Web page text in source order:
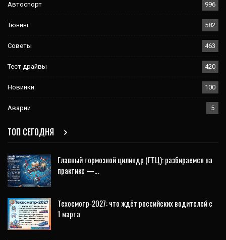
Автоспорт 996
Тюнинг 582
Советы 463
Тест драйвы 420
Новинки 100
Аварии 5
ТОП СЕГОДНЯ
Главный тормозной цилиндр (ГТЦ): разбираемся на
практике —…
Техосмотр‑2027: что ждёт российских водителей с
1 марта